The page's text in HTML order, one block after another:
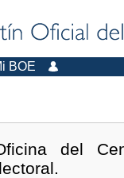
BOE
del